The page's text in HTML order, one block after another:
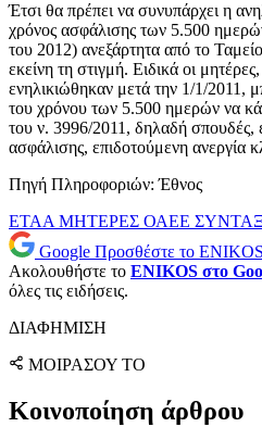
Έτσι θα πρέπει να συνυπάρχει η
χρόνος ασφάλισης των 5.500
του 2012) ανεξάρτητα από το
εκείνη τη στιγμή. Ειδικά οι
ενηλικιώθηκαν μετά την 1/1/2011,
του χρόνου των 5.500 ημερών να
του ν. 3996/2011, δηλαδή σπουδές,
ασφάλισης, επιδοτούμενη ανεργία
Πηγή Πληροφοριών: Έθνος
ΕΤΑΑ ΜΗΤΕΡΕΣ ΟΑΕΕ
Google Προσθέστε το
Ακολουθήστε το ENIKOS στο
όλες τις ειδήσεις.
ΔΙΑΦΗΜΙΣΗ
ΜΟΙΡΑΣΟΥ ΤΟ
Κοινοποίηση άρθρου